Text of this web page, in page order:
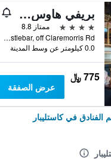
بريفي هاوس هوتل
4 نجوم
ممتاز 8.8
Castlebar, off Claremorris Rd, كاستليبار, أيرلندا
0.0 كيلومتر عن وسط المدينة
775 ﷼
عرض الصفقة
في كاستليبار